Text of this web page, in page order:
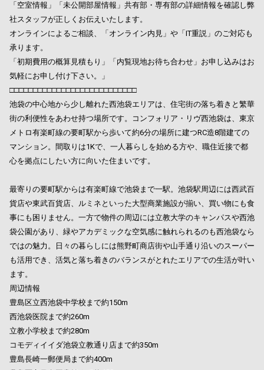
「空室情報」「未公開部屋情報」共有部・専有部の詳細情報を確認し弊
社スタッフが正しくお伝えいたします。
オンラインによるご相談、「オンライン内見」や「IT重説」のご対応も
承ります。
「初期費用の概算見積もり」「内覧現地お待ち合わせ」お申し込みはお
気軽にお申し付け下さい。」
□□□□□□□□□□□□□□□□□□□□□□□□□□□
池袋の中心地から少し離れた西池袋エリアは、住宅街の落ち着きと繁華
街の利便性をあわせ持つ場所です。コンフォリア・リヴ西池袋は、東京
メトロ有楽町線の要町駅から歩いて約6分の場所に建つRC造8階建ての
マンション。間取りは1Kで、一人暮らしを始める方や、職住近接で都
心を拠点にしたい方に向いた住まいです。
最寄りの要町駅からは有楽町線で池袋まで一駅。池袋駅周辺には西武百
貨店や東武百貨店、ルミネといった大型商業施設が揃い、買い物にも食
事にも困りません。一方で物件の周辺には立教大学のキャンパスや西池
袋公園があり、緑やアカデミックな空気感に触れられるのも西池袋なら
ではの魅力。日々の暮らしには熊野町商店街や山手通り沿いのスーパー
も活用でき、活気と落ち着きのバランスがとれたエリアでの生活が叶い
ます。
周辺情報
豊島区立西池袋中学校まで約150m
西池袋医院まで約260m
立教小学校まで約280m
コモディイイダ池袋立教通り店まで約350m
豊島長崎一郵便局まで約400m